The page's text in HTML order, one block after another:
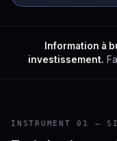
Information à
investissement.
INSTRUMENT 01 —